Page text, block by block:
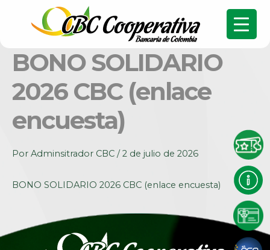
BONO SOLIDARIO
2026 CBC (enlace
encuesta)
Por Adminsitrador CBC /2 de julio de 2026
BONO SOLIDARIO 2026 CBC (enlace encuesta)